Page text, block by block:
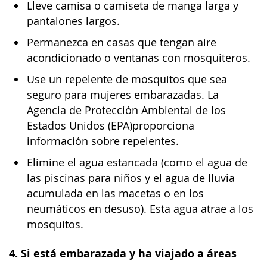
Lleve camisa o camiseta de manga larga y
pantalones largos.
Permanezca en casas que tengan aire
acondicionado o ventanas con mosquiteros.
Use un repelente de mosquitos que sea
seguro para mujeres embarazadas. La
Agencia de Protección Ambiental de los
Estados Unidos (EPA)proporciona
información sobre repelentes.
Elimine el agua estancada (como el agua de
las piscinas para niños y el agua de lluvia
acumulada en las macetas o en los
neumáticos en desuso). Esta agua atrae a los
mosquitos.
4. Si está embarazada y ha viajado a áreas